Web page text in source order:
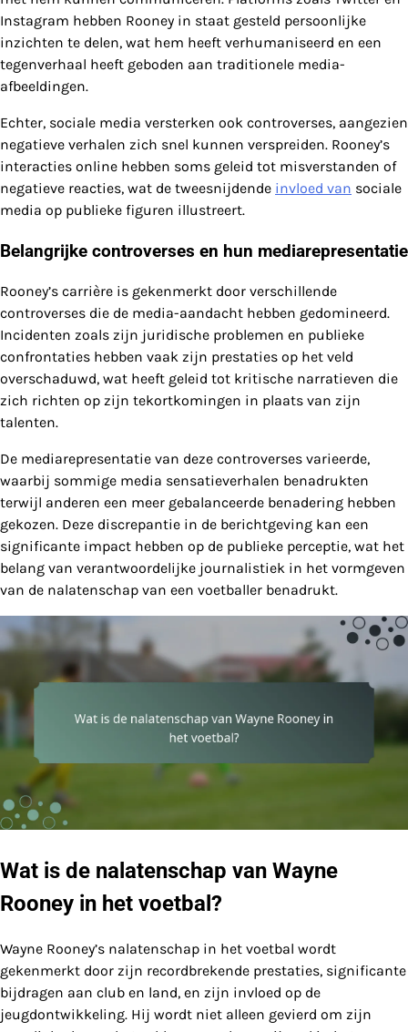
Instagram hebben Rooney in staat gesteld persoonlijke
inzichten te delen, wat hem heeft verhumaniseerd en een
tegenverhaal heeft geboden aan traditionele media-
afbeeldingen.
Echter, sociale media versterken ook controverses, aangezien
negatieve verhalen zich snel kunnen verspreiden. Rooney’s
interacties online hebben soms geleid tot misverstanden of
negatieve reacties, wat de tweesnijdende invloed van sociale
media op publieke figuren illustreert.
Belangrijke controverses en hun mediarepresentatie
Rooney’s carrière is gekenmerkt door verschillende
controverses die de media-aandacht hebben gedomineerd.
Incidenten zoals zijn juridische problemen en publieke
confrontaties hebben vaak zijn prestaties op het veld
overschaduwd, wat heeft geleid tot kritische narratieven die
zich richten op zijn tekortkomingen in plaats van zijn
talenten.
De mediarepresentatie van deze controverses varieerde,
waarbij sommige media sensatieverhalen benadrukten
terwijl anderen een meer gebalanceerde benadering hebben
gekozen. Deze discrepantie in de berichtgeving kan een
significante impact hebben op de publieke perceptie, wat het
belang van verantwoordelijke journalistiek in het vormgeven
van de nalatenschap van een voetballer benadrukt.
Wat is de nalatenschap van Wayne
Rooney in het voetbal?
Wayne Rooney’s nalatenschap in het voetbal wordt
gekenmerkt door zijn recordbrekende prestaties, significante
bijdragen aan club en land, en zijn invloed op de
jeugdontwikkeling. Hij wordt niet alleen gevierd om zijn